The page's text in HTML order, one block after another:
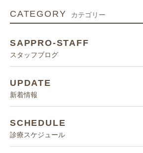
CATEGORY カテゴリー
SAPPRO-STAFF
スタッフブログ
UPDATE
新着情報
SCHEDULE
診療スケジュール